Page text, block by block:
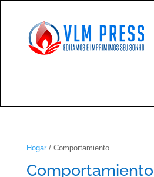
Hogar/ Comportamiento
Comportamiento